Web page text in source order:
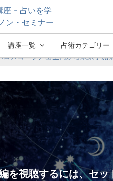
講座一覧 占術カテゴリー
ロスコープ／出生円から未来予測
を視聴するには、セ